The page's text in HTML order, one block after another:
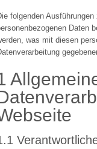
folgenden
Daten
was mit diesen